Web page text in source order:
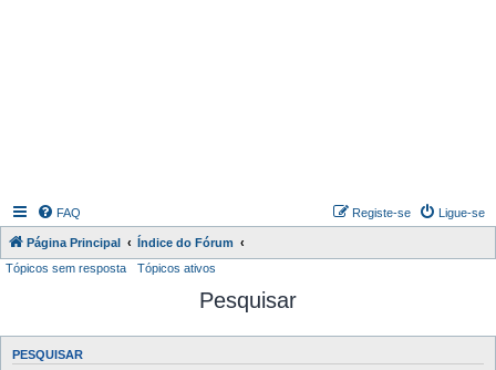
FAQ Ligue-se
Registe-se
Página Principal
Índice do Fórum
Tópicos sem resposta
Tópicos ativos
Pesquisar
PESQUISAR